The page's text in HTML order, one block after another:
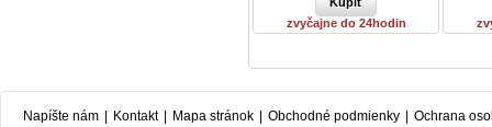
zvyčajne do 24hodin
Napíšte nám Kontakt Mapa stránok Obchodné podmienky Ochrana